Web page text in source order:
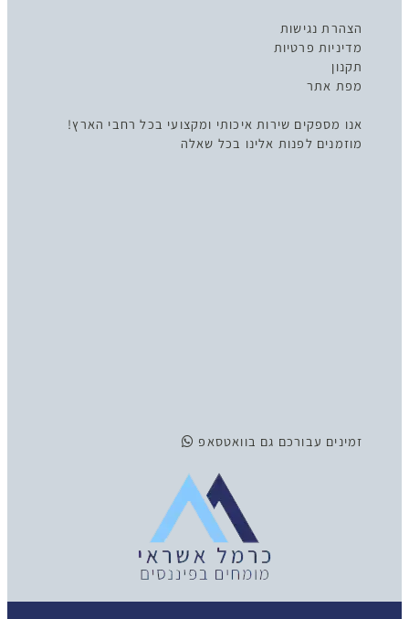
הצהרת נגישות
מדיניות פרטיות
תקנון
מפת אתר
אנו מספקים שירות איכותי ומקצועי בכל רחבי הארץ!
מוזמנים לפנות אלינו בכל שאלה
זמינים עבורכם גם בוואטסאפ